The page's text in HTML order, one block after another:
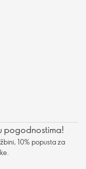
pogodnostima!
10% popusta za